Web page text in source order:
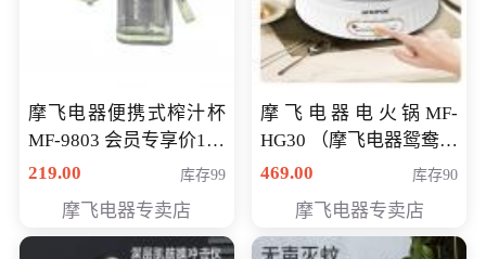
摩飞电器便携式榨汁杯
MF-9803 会员专享价138
元
219.00 库存99
摩飞电器专卖店
摩飞电器电火锅MF-
HG30 （摩飞电器鸳鸯锅
MF-HG30 ） 会员专享价
469.00 库存90
摩飞电器专卖店